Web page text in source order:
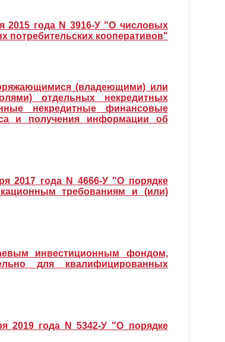
2015 года N 3916-У "О числовых
потребительских кооперативов"
(владеющими) или
отдельных некредитных
некредитные финансовые
и получения информации об
2017 года N 4666-У "О порядке
требованиям и (или)
инвестиционным фондом,
для квалифицированных
2019 года N 5342-У "О порядке